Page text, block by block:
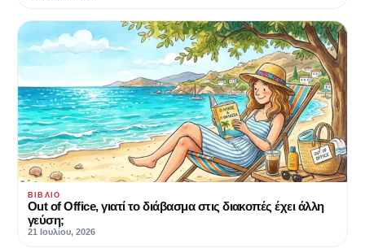
ΒΙΒΛΊΟ
Out of Office, γιατί το διάβασμα στις διακοπές έχει άλλη
γεύση;
21 Ιουλίου, 2026